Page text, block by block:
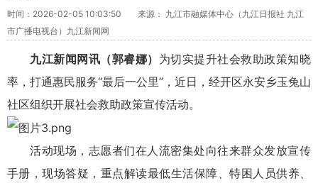
时间：2026-02-05 10:03:50
来源： 九江市融媒体中心（九江日报社 九江
市广播电视台）九江新闻网
九江新闻网讯（郭睿娜） 为切实提升社会救助政策知晓
率，打通惠民服务“最后一公里”，近日，经开区永安乡玉兔山
社区组织开展社会救助政策宣传活动。
活动现场，志愿者们在人流密集处向往来群众发放宣传
手册，现场答疑，重点解读最低生活保障、特困人员供养、